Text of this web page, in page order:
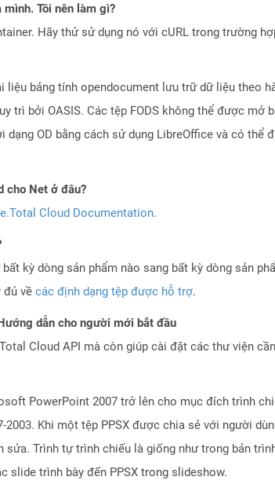
Tôi nên làm gì?
Hãy thử sử dụng nó với cURL trong trường
bảng tính opendocument lưu trữ dữ liệu theo
trì bởi OASIS. Các tệp FODS không thể được mở
OD bằng cách sử dụng LibreOffice và có thể
cho Net ở đâu?
Cloud Documentation.
kỳ dòng sản phẩm nào sang bất kỳ dòng sản
đủ về các định dạng tệp được hỗ trợ.
dẫn cho người mới bắt đầu
Cloud API mà còn giúp cài đặt các thư viện
PowerPoint 2007 trở lên cho mục đích trình
Khi một tệp PPSX được chia sẻ với người
Trình tự trình chiếu là giống như trong bản
slide trình bày đến PPSX trong slideshow.